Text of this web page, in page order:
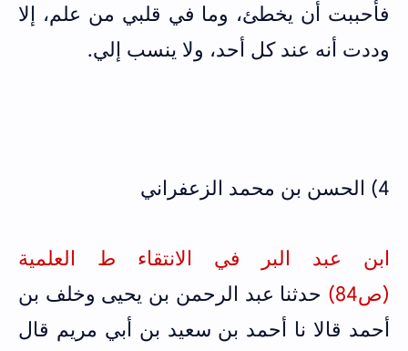
فأحببت أن يخطئ، وما في قلبي من علم، إلا
وددت أنه عند كل أحد، ولا ينسب إلي.
4) الحسن بن محمد الزعفراني
ابن عبد البر في الانتقاء ط العلمية
(ص84)
حدثنا عبد الرحمن بن يحيى وخلف بن
أحمد قالا نا أحمد بن سعيد بن أبي مريم قال